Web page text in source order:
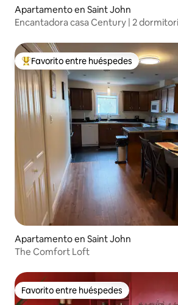
Apartamento en Saint John
Encantadora casa Century | 2
Favorito entre huéspedes preferido
Favorito entre huéspedes
Apartamento en Saint John
The Comfort Loft
Favorito entre huéspedes
Favorito entre huéspedes